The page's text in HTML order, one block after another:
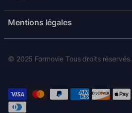
Mentions légales
© 2025 Formovie Tous droits réservés.